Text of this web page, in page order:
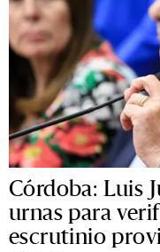
Córdoba: Luis
urnas para
escrutinio